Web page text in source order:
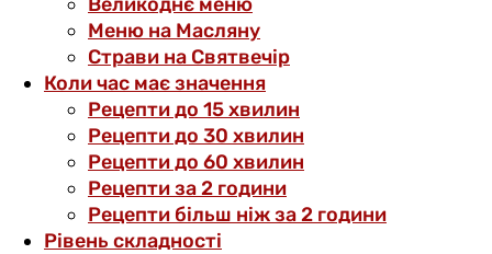
Меню на Масляну
Страви на Святвечір
Коли час має значення
Рецепти до 15 хвилин
Рецепти до 30 хвилин
Рецепти до 60 хвилин
Рецепти за 2 години
Рецепти більш ніж за 2 години
Рівень складності